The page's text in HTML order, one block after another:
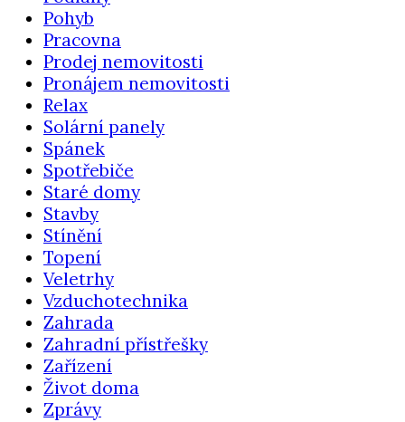
Pohyb
Pracovna
Prodej nemovitosti
Pronájem nemovitosti
Relax
Solární panely
Spánek
Spotřebiče
Staré domy
Stavby
Stínění
Topení
Veletrhy
Vzduchotechnika
Zahrada
Zahradní přístřešky
Zařízení
Život doma
Zprávy